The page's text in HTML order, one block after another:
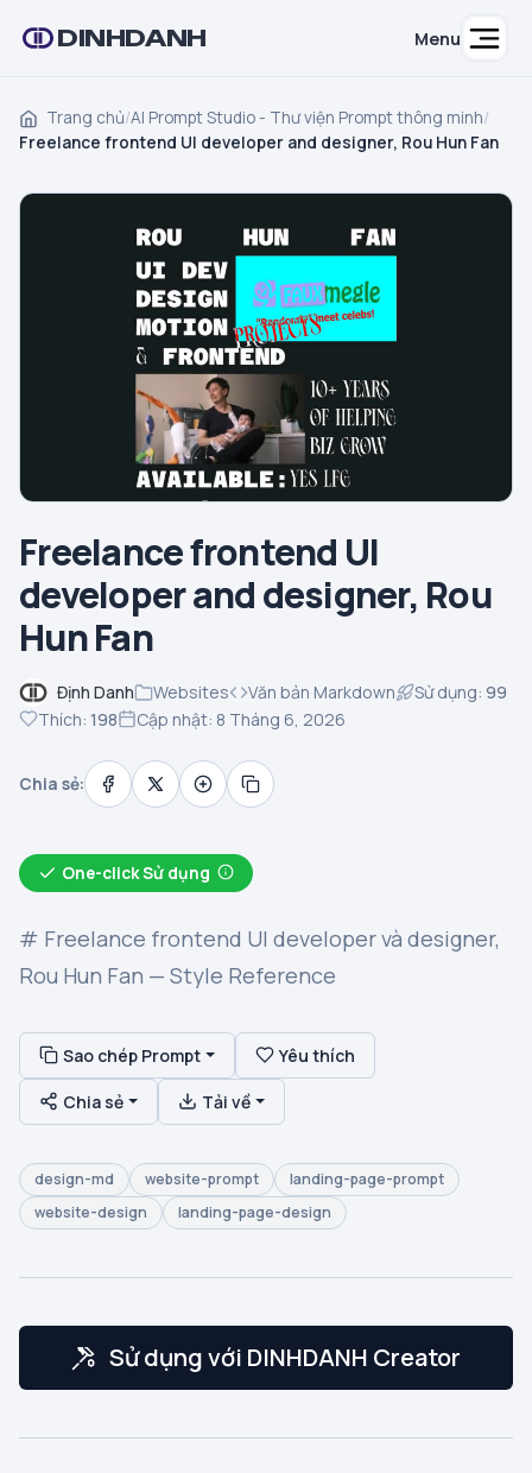
DINHDANH Menu
Trang chủ/AI Prompt Studio - Thư viện Prompt thông minh/
Freelance frontend UI developer and designer, Rou Hun Fan
Freelance frontend UI
developer and designer, Rou
Hun Fan
Định Danh Websites Văn bản Markdown Sử dụng: 99
Thích: 198 Cập nhật: 8 Tháng 6, 2026
Chia sẻ:
One-click Sử dụng
# Freelance frontend UI developer và designer,
Rou Hun Fan — Style Reference
Sao chép Prompt Yêu thích
Chia sẻ Tải về
design-md website-prompt
landing-page-prompt
website-design
landing-page-design
Sử dụng với DINHDANH Creator